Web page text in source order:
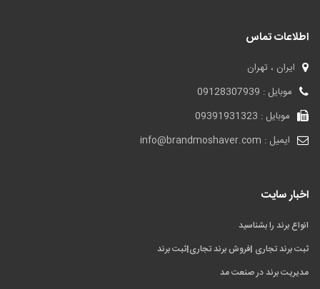
اطلاعات تماس
ایران ، تهران
موبایل : 09128307939
موبایل : 09391931323
ایمیل : info@brandmoshaver.com
اخبار سایت
انواع برند را بشناسید
ثبت برند تجاری |فروش برند تجاری|ثبت برند
مدیریت برند در صنعت مد